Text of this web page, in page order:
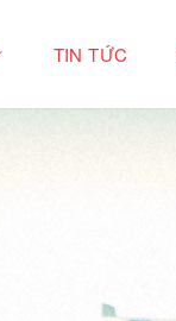
TIN TỨC